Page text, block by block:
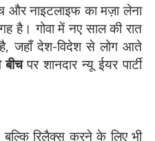
और नाइटलाइफ का मज़ा लेना
है। गोवा में नए साल की रात
जहाँ देश-विदेश से लोग आते
पर शानदार न्यू ईयर पार्टी
बल्कि रिलैक्स करने के लिए भी